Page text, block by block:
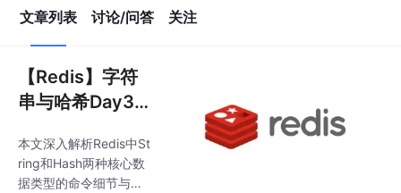
文章列表 讨论/问答 关注
【Redis】字符
串与哈希Day3
本文深入解析Redis中St
ring和Hash两种核心数
据类型的命令细节与应